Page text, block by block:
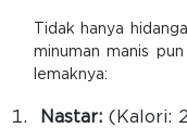
Tidak hanya
minuman manis
lemaknya:
Nastar:(Kalori: